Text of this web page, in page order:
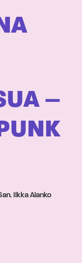
–
Ilkka Alanko